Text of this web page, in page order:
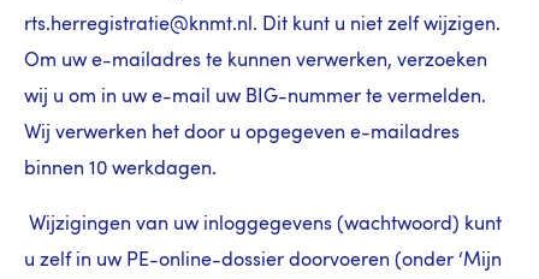
rts.herregistratie@knmt.nl. Dit kunt u niet zelf wijzigen.
Om uw e-mailadres te kunnen verwerken, verzoeken
wij u om in uw e-mail uw BIG-nummer te vermelden.
Wij verwerken het door u opgegeven e-mailadres
binnen 10 werkdagen.
Wijzigingen van uw inloggegevens (wachtwoord) kunt
u zelf in uw PE-online-dossier doorvoeren (onder ‘Mijn